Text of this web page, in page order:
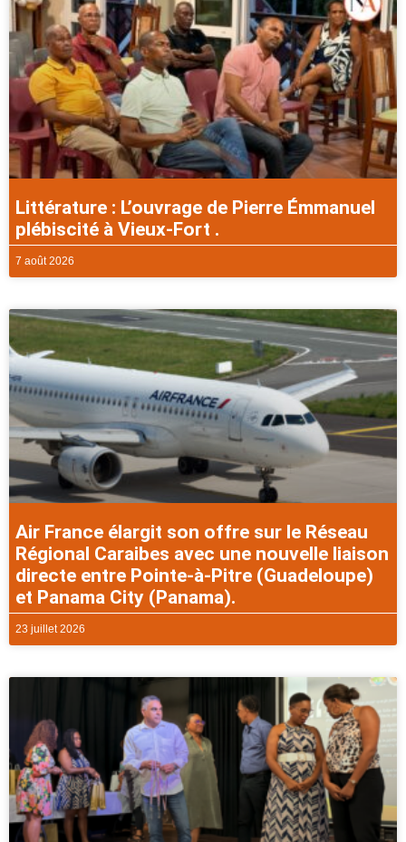
Littérature : L’ouvrage de Pierre Émmanuel
plébiscité à Vieux-Fort .
7 août 2026
Air France élargit son offre sur le Réseau
Régional Caraibes avec une nouvelle liaison
directe entre Pointe-à-Pitre (Guadeloupe)
et Panama City (Panama).
23 juillet 2026